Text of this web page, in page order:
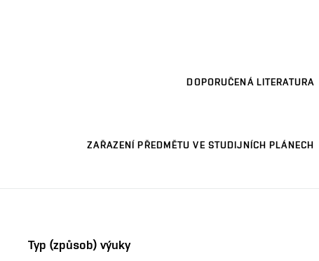
DOPORUČENÁ LITERATURA
ZAŘAZENÍ PŘEDMĚTU VE STUDIJNÍCH PLÁNECH
Typ (způsob) výuky